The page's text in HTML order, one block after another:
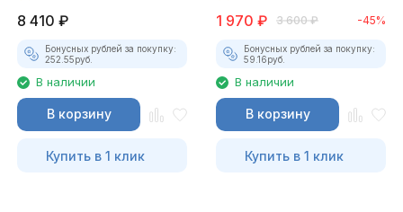
8 410 ₽
Бонусных рублей за покупку:
252.55руб.
В наличии
В корзину
Купить в 1 клик
1 970 ₽ 3 600 ₽ -45%
Бонусных рублей за покупку:
59.16руб.
В наличии
В корзину
Купить в 1 клик